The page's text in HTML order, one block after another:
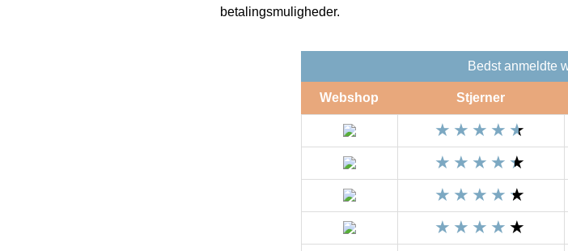
betalingsmuligheder.
Bedst anmeldte
Webshop Stjerner